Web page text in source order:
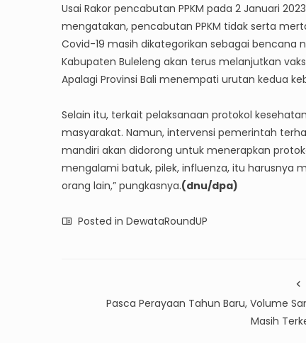
Usai Rakor pencabutan PPKM pada 2 Januari
mengatakan, pencabutan PPKM tidak serta
Covid-19 masih dikategorikan sebagai bencana
Kabupaten Buleleng akan terus melanjutkan
Apalagi Provinsi Bali menempati urutan kedua
Selain itu, terkait pelaksanaan protokol
masyarakat. Namun, intervensi pemerintah
mandiri akan didorong untuk menerapkan
mengalami batuk, pilek, influenza, itu harusnya
orang lain,” pungkasnya.(dnu/dpa)
Posted in DewataRoundUP
Pasca Perayaan Tahun Baru, Volume
Masih